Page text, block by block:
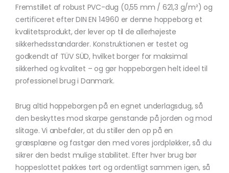
Fremstillet af robust PVC-dug (0,55 mm / 621,3 g/m²) og
certificeret efter DIN EN 14960 er denne hoppeborg et
kvalitetsprodukt, der lever op til de allerhøjeste
sikkerhedsstandarder. Konstruktionen er testet og
godkendt af TÜV SÜD, hvilket borger for maksimal
sikkerhed og kvalitet – og gør hoppeborgen helt ideel til
professionel brug i Danmark.
Brug altid hoppeborgen på en egnet underlagsdug, så
den beskyttes mod skarpe genstande på jorden og mod
slitage. Vi anbefaler, at du stiller den op på en
græsplæne og fastgør den med vores jordpløkker, så du
sikrer den bedst mulige stabilitet. Efter hver brug bør
hoppeslottet pakkes tørt og ordentligt sammen igen, så